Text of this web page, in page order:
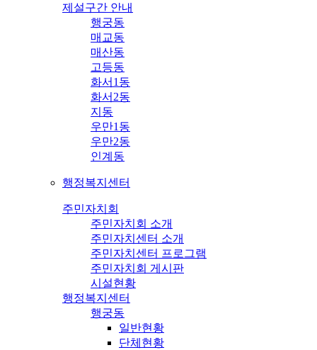
제설구간 안내
행궁동
매교동
매산동
고등동
화서1동
화서2동
지동
우만1동
우만2동
인계동
행정복지센터
주민자치회
주민자치회 소개
주민자치센터 소개
주민자치센터 프로그램
주민자치회 게시판
시설현황
행정복지센터
행궁동
일반현황
단체현황